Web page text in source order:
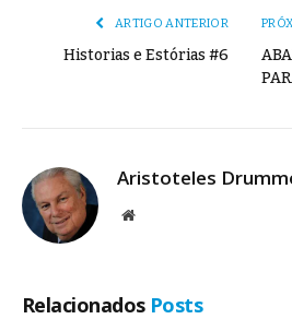
ARTIGO ANTERIOR
Historias e Estórias #6
Aristoteles
Site
Relacionados Posts